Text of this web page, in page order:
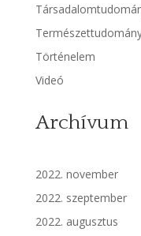
Történelem
Videó
Archívum
2022. november
2022. szeptember
2022. augusztus